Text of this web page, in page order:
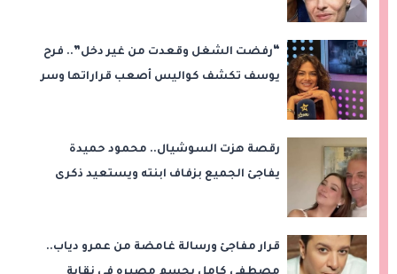
“رفضت الشغل وقعدت من غير دخل”.. فرح
يوسف تكشف كواليس أصعب قراراتها وسر
رقصة هزت السوشيال.. محمود حميدة
يفاجئ الجميع بزفاف ابنته ويستعيد ذكرى
قرار مفاجئ ورسالة غامضة من عمرو دياب..